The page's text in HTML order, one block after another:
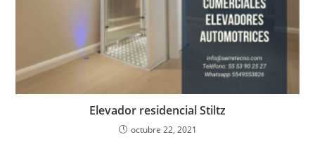
Elevador residencial Stiltz
octubre 22, 2021